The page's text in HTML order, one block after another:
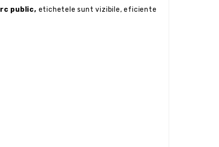
public, etichetele sunt vizibile, eficiente